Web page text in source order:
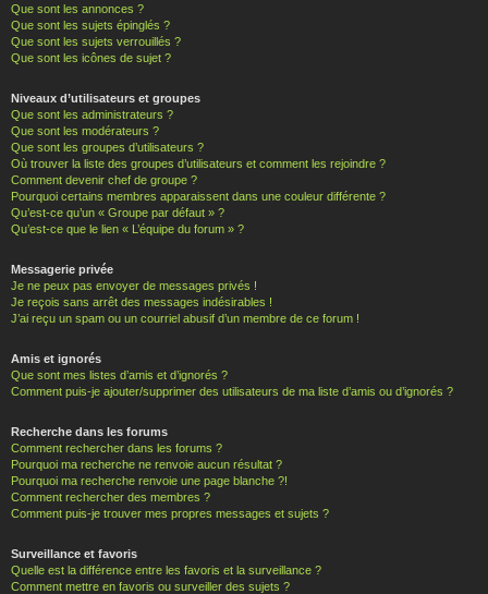
Que sont les annonces ?
Que sont les sujets épinglés ?
Que sont les sujets verrouillés ?
Que sont les icônes de sujet ?
Niveaux d’utilisateurs et groupes
Que sont les administrateurs ?
Que sont les modérateurs ?
Que sont les groupes d’utilisateurs ?
Où trouver la liste des groupes d’utilisateurs et comment les rejoindre ?
Comment devenir chef de groupe ?
Pourquoi certains membres apparaissent dans une couleur différente ?
Qu’est-ce qu’un « Groupe par défaut » ?
Qu’est-ce que le lien « L’équipe du forum » ?
Messagerie privée
Je ne peux pas envoyer de messages privés !
Je reçois sans arrêt des messages indésirables !
J’ai reçu un spam ou un courriel abusif d’un membre de ce forum !
Amis et ignorés
Que sont mes listes d’amis et d’ignorés ?
Comment puis-je ajouter/supprimer des utilisateurs de ma liste d’amis ou d’ignorés ?
Recherche dans les forums
Comment rechercher dans les forums ?
Pourquoi ma recherche ne renvoie aucun résultat ?
Pourquoi ma recherche renvoie une page blanche ?!
Comment rechercher des membres ?
Comment puis-je trouver mes propres messages et sujets ?
Surveillance et favoris
Quelle est la différence entre les favoris et la surveillance ?
Comment mettre en favoris ou surveiller des sujets ?